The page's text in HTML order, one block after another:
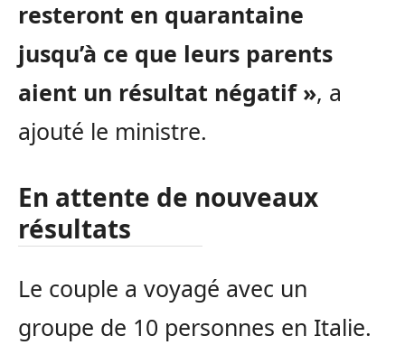
resteront en quarantaine
jusqu’à ce que leurs parents
aient un résultat négatif », a
ajouté le ministre.
En attente de nouveaux
résultats
Le couple a voyagé avec un
groupe de 10 personnes en Italie.